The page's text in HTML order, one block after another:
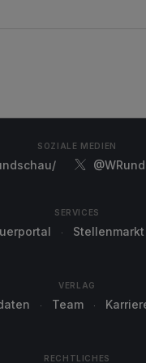
SOZIALE MEDIEN
SERVICES
Stellenmarkt
VERLAG
Team
RECHTLICHES